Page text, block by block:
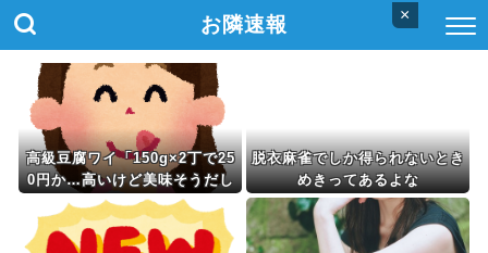
×
お隣速報
高級豆腐ワイ「150g×2丁で25
0円か…高いけど美味そうだし
一丁買ってみるか！」
脱衣麻雀でしか得られないとき
めきってあるよな